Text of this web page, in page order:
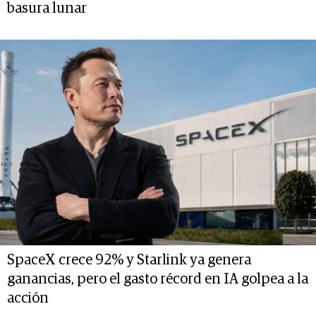
basura lunar
SpaceX crece 92% y Starlink ya genera
ganancias, pero el gasto récord en IA golpea a la
acción